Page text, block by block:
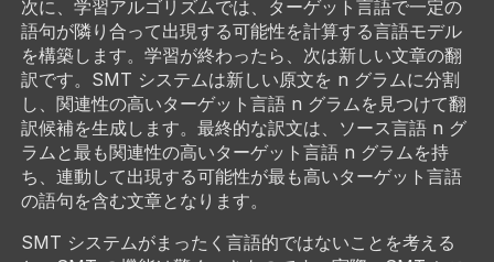
次に、学習アルゴリズムでは、ターゲット言語で一定の
語句が隣り合って出現する可能性を計算する言語モデル
を構築します。学習が終わったら、次は新しい文章の翻
訳です。SMT システムは新しい原文を n グラムに分割
し、関連性の高いターゲット言語 n グラムを見つけて翻
訳候補を生成します。最終的な訳文は、ソース言語 n グ
ラムと最も関連性の高いターゲット言語 n グラムを持
ち、連動して出現する可能性が最も高いターゲット言語
の語句を含む文章となります。
SMT システムがまったく言語的ではないことを考える